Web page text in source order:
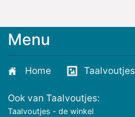
Meld
voor
nieuwste
voutjes
Menu
Home Taalvoutjes
Ook van Taalvoutjes:
Taalvoutjes - de winkel